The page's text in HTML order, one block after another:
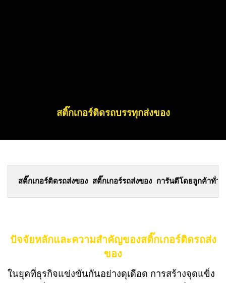
สติ๊กเกอร์ติดรถบรรทุกส่งของ
สติ๊กเกอร์ติดรถส่งของ สติ๊กเกอร์รถส่งของ การันตีโดยลูกค้า
ปัจจัยหลักและความสำคัญของสติ๊กเกอร์ติดรถส่ง
ของ
ในยุคที่ธุรกิจแข่งขันกันอย่างดุเดือด การสร้างจุดแข็ง